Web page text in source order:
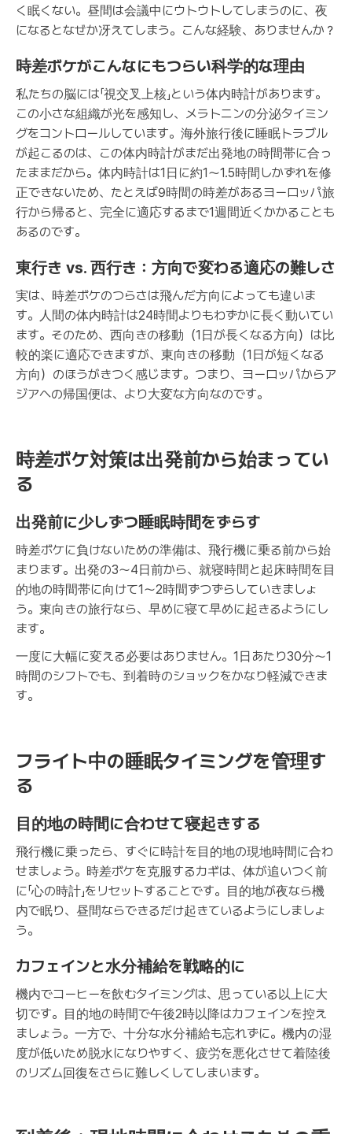
く眠くない。昼間は会議中にウトウトしてしまうのに、夜
になるとなぜか冴えてしまう。こんな経験、ありませんか？
時差ボケがこんなにもつらい科学的な理由
私たちの脳には「視交叉上核」という体内時計があります。
この小さな組織が光を感知し、メラトニンの分泌タイミン
グをコントロールしています。海外旅行後に睡眠トラブル
が起こるのは、この体内時計がまだ出発地の時間帯に合っ
たままだから。体内時計は1日に約1〜1.5時間しかずれを修
正できないため、たとえば9時間の時差があるヨーロッパ旅
行から帰ると、完全に適応するまで1週間近くかかることも
あるのです。
東行き vs. 西行き：方向で変わる適応の難しさ
実は、時差ボケのつらさは飛んだ方向によっても違いま
す。人間の体内時計は24時間よりもわずかに長く動いてい
ます。そのため、西向きの移動（1日が長くなる方向）は比
較的楽に適応できますが、東向きの移動（1日が短くなる
方向）のほうがきつく感じます。つまり、ヨーロッパからア
ジアへの帰国便は、より大変な方向なのです。
時差ボケ対策は出発前から始まってい
る
出発前に少しずつ睡眠時間をずらす
時差ボケに負けないための準備は、飛行機に乗る前から始
まります。出発の3〜4日前から、就寝時間と起床時間を目
的地の時間帯に向けて1〜2時間ずつずらしていきましょ
う。東向きの旅行なら、早めに寝て早めに起きるようにし
ます。
一度に大幅に変える必要はありません。1日あたり30分〜1
時間のシフトでも、到着時のショックをかなり軽減できま
す。
フライト中の睡眠タイミングを管理す
る
目的地の時間に合わせて寝起きする
飛行機に乗ったら、すぐに時計を目的地の現地時間に合わ
せましょう。時差ボケを克服するカギは、体が追いつく前
に「心の時計」をリセットすることです。目的地が夜なら機
内で眠り、昼間ならできるだけ起きているようにしましょ
う。
カフェインと水分補給を戦略的に
機内でコーヒーを飲むタイミングは、思っている以上に大
切です。目的地の時間で午後2時以降はカフェインを控え
ましょう。一方で、十分な水分補給も忘れずに。機内の湿
度が低いため脱水になりやすく、疲労を悪化させて着陸後
のリズム回復をさらに難しくしてしまいます。